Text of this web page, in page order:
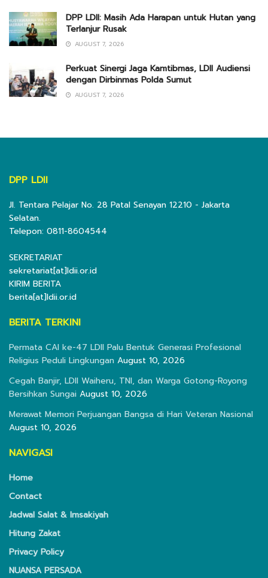
DPP LDII: Masih Ada Harapan untuk Hutan yang
Terlanjur Rusak
AUGUST 7, 2026
Perkuat Sinergi Jaga Kamtibmas, LDII Audiensi
dengan Dirbinmas Polda Sumut
AUGUST 7, 2026
DPP LDII
Jl. Tentara Pelajar No. 28 Patal Senayan 12210 - Jakarta
Selatan.
Telepon: 0811-8604544
SEKRETARIAT
sekretariat[at]ldii.or.id
KIRIM BERITA
berita[at]ldii.or.id
BERITA TERKINI
Permata CAI ke-47 LDII Palu Bentuk Generasi Profesional
Religius Peduli Lingkungan August 10, 2026
Cegah Banjir, LDII Waiheru, TNI, dan Warga Gotong-Royong
Bersihkan Sungai August 10, 2026
Merawat Memori Perjuangan Bangsa di Hari Veteran Nasional
August 10, 2026
NAVIGASI
Home
Contact
Jadwal Salat & Imsakiyah
Hitung Zakat
Privacy Policy
NUANSA PERSADA